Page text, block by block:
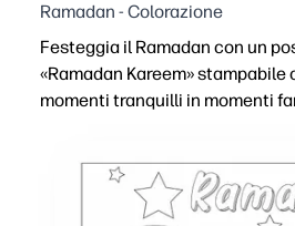
Ramadan - Colorazione
Festeggia il Ramadan con un
«Ramadan Kareem» stampabile
momenti tranquilli in momenti
Mantiene i bambini
Sviluppa il controllo